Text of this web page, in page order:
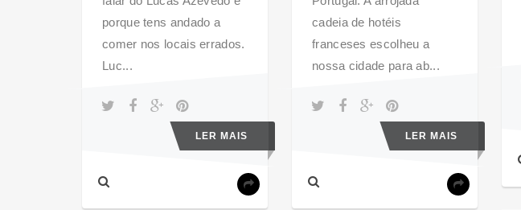
porque tens andado a
comer nos locais errados.
Luc...
LER MAIS
cadeia de hotéis
franceses escolheu a
nossa cidade para ab...
LER MAIS